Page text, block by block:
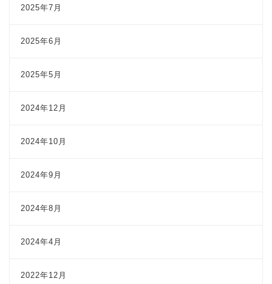
2025年7月
2025年6月
2025年5月
2024年12月
2024年10月
2024年9月
2024年8月
2024年4月
2022年12月